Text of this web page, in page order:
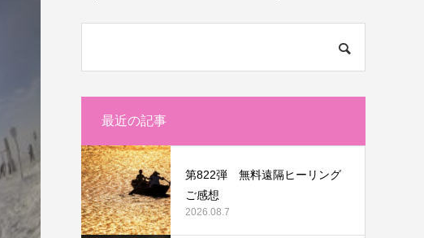
最近の記事
第822弾 無料遠隔ヒーリング
ご感想
2026.08.7